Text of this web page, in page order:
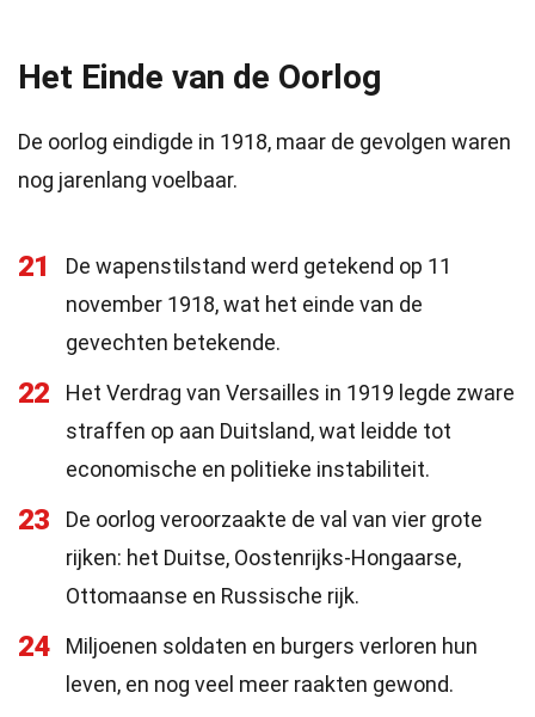
Het Einde van de Oorlog
De oorlog eindigde in 1918, maar de gevolgen waren
nog jarenlang voelbaar.
21
De wapenstilstand werd getekend op 11
november 1918, wat het einde van de
gevechten betekende.
22
Het Verdrag van Versailles in 1919 legde zware
straffen op aan Duitsland, wat leidde tot
economische en politieke instabiliteit.
23
De oorlog veroorzaakte de val van vier grote
rijken: het Duitse, Oostenrijks-Hongaarse,
Ottomaanse en Russische rijk.
24
Miljoenen soldaten en burgers verloren hun
leven, en nog veel meer raakten gewond.